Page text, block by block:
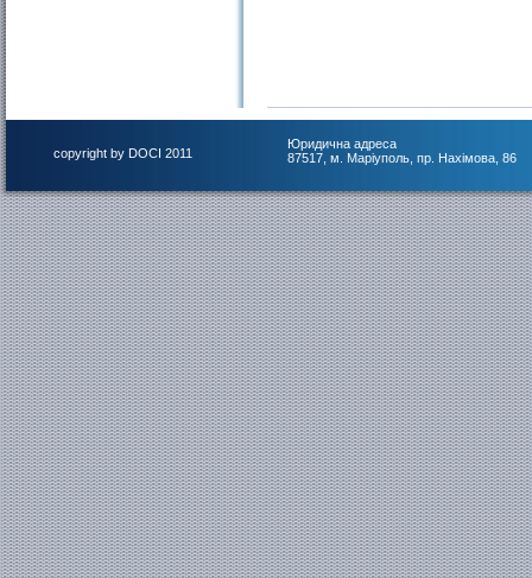
copyright by DOCI 2011
Юридична адреса
87517, м. Маріуполь, пр. Нахімова, 86